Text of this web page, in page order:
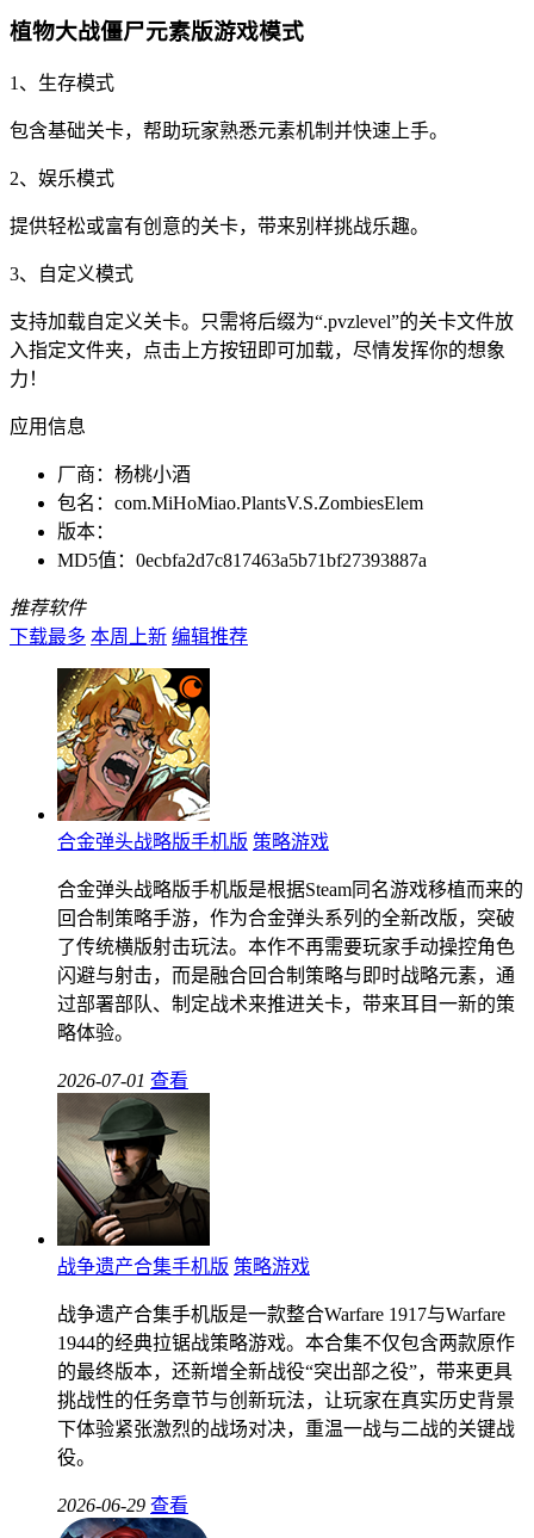
植物大战僵尸元素版游戏模式
1、生存模式
包含基础关卡，帮助玩家熟悉元素机制并快速上手。
2、娱乐模式
提供轻松或富有创意的关卡，带来别样挑战乐趣。
3、自定义模式
支持加载自定义关卡。只需将后缀为“.pvzlevel”的关卡文件放
入指定文件夹，点击上方按钮即可加载，尽情发挥你的想象
力！
应用信息
厂商： 杨桃小酒
包名： com.MiHoMiao.PlantsV.S.ZombiesElem
版本：
MD5值： 0ecbfa2d7c817463a5b71bf27393887a
推荐软件
下载最多 本周上新 编辑推荐
合金弹头战略版手机版 策略游戏
合金弹头战略版手机版是根据Steam同名游戏移植而来的
回合制策略手游，作为合金弹头系列的全新改版，突破
了传统横版射击玩法。本作不再需要玩家手动操控角色
闪避与射击，而是融合回合制策略与即时战略元素，通
过部署部队、制定战术来推进关卡，带来耳目一新的策
略体验。
2026-07-01 查看
战争遗产合集手机版 策略游戏
战争遗产合集手机版是一款整合Warfare 1917与Warfare
1944的经典拉锯战策略游戏。本合集不仅包含两款原作
的最终版本，还新增全新战役“突出部之役”，带来更具
挑战性的任务章节与创新玩法，让玩家在真实历史背景
下体验紧张激烈的战场对决，重温一战与二战的关键战
役。
2026-06-29 查看